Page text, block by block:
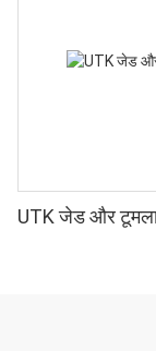
UTK जेड और